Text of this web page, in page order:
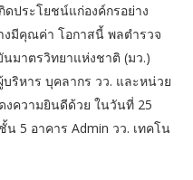
ดประโยชน์แก่องค์กรอย่าง
งมีคุณค่า โอกาสนี้ พลตำรวจ
มาตรวิทยาแห่งชาติ (มว.)
ริหาร บุคลากร วว. และหน่วย
งความยินดีด้วย ในวันที่ 25
5 อาคาร Admin วว. เทคโน